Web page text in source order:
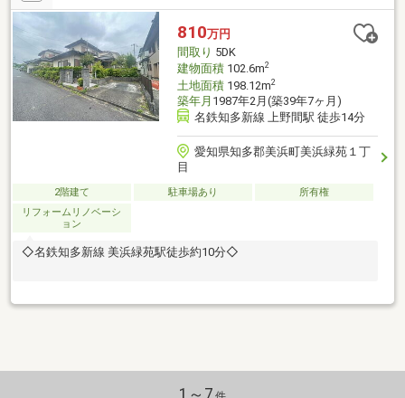
810万円
間取り 5DK
建物面積102.6m2
土地面積198.12m2
築年月 1987年2月(築39年7ヶ月)
名鉄知多新線 上野間駅 徒歩14分
愛知県知多郡美浜町美浜緑苑１丁
目
2階建て 駐車場あり
所有権
リフォームリノベーシ
ョン
◇名鉄知多新線 美浜緑苑駅徒歩約10分◇